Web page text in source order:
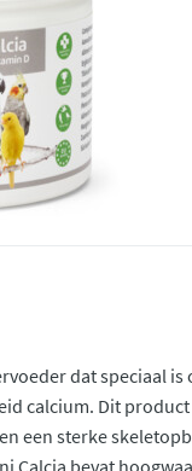
dat speciaal
calcium. Dit product
een sterke
Calcia bevat